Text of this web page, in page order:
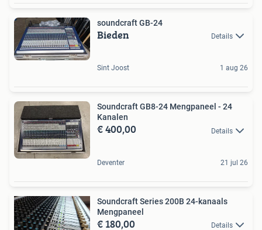
soundcraft GB-24
Bieden Details
Sint Joost 1 aug 26
Soundcraft GB8-24 Mengpaneel - 24
Kanalen
€ 400,00 Details
Deventer 21 jul 26
Soundcraft Series 200B 24-kanaals
Mengpaneel
€ 180,00 Details